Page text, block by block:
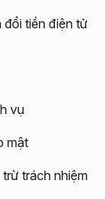
đổi tiền điện tử
vụ
mật
trách nhiệm